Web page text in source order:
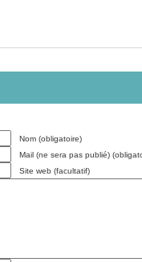
Nom (obligatoire)
Mail (ne sera pas publié)
Site web (facultatif)